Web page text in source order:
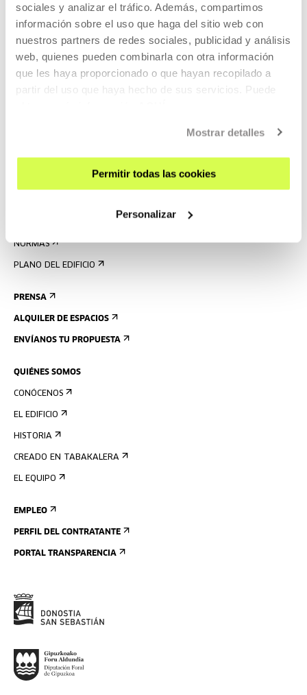
sociales y analizar el tráfico. Además, compartimos
información sobre el uso que haga del sitio web con
nuestros partners de redes sociales, publicidad y análisis
web, quienes pueden combinarla con otra información
que les haya proporcionado o que hayan recopilado a
partir del uso que haya hecho de sus servicios. Puede
Mostrar detalles
Permitir todas las cookies
Personalizar
REGÍSTRATE AL BOLETÍN
AGENDA
CÓMO LLEGAR
NORMAS
PLANO DEL EDIFICIO
PRENSA
ALQUILER DE ESPACIOS
ENVÍANOS TU PROPUESTA
QUIÉNES SOMOS
CONÓCENOS
EL EDIFICIO
HISTORIA
CREADO EN TABAKALERA
EL EQUIPO
EMPLEO
PERFIL DEL CONTRATANTE
PORTAL TRANSPARENCIA